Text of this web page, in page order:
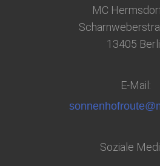
MC
13405
E-Mail:
Soziale